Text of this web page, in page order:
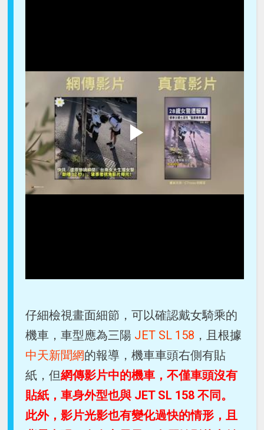
仔細檢視畫面細節，可以確認戴女騎乘的
機車，車型應為三陽 JET SL 158 ，且根據
中天新聞網的報導，機車車頭右側有貼
紙，但網傳影片中的機車，不僅車頭沒有
貼紙，車身外型也與 JET SL 158 不同。
此外，影片光影也有變化過快的情形，且